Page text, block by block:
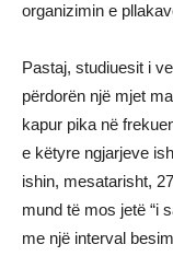
organizimin e
Pastaj, studiuesit i
përdorën një mjet
kapur pika në
e këtyre ngjarjeve
ishin, mesatarisht,
mund të mos jetë “i
me një interval